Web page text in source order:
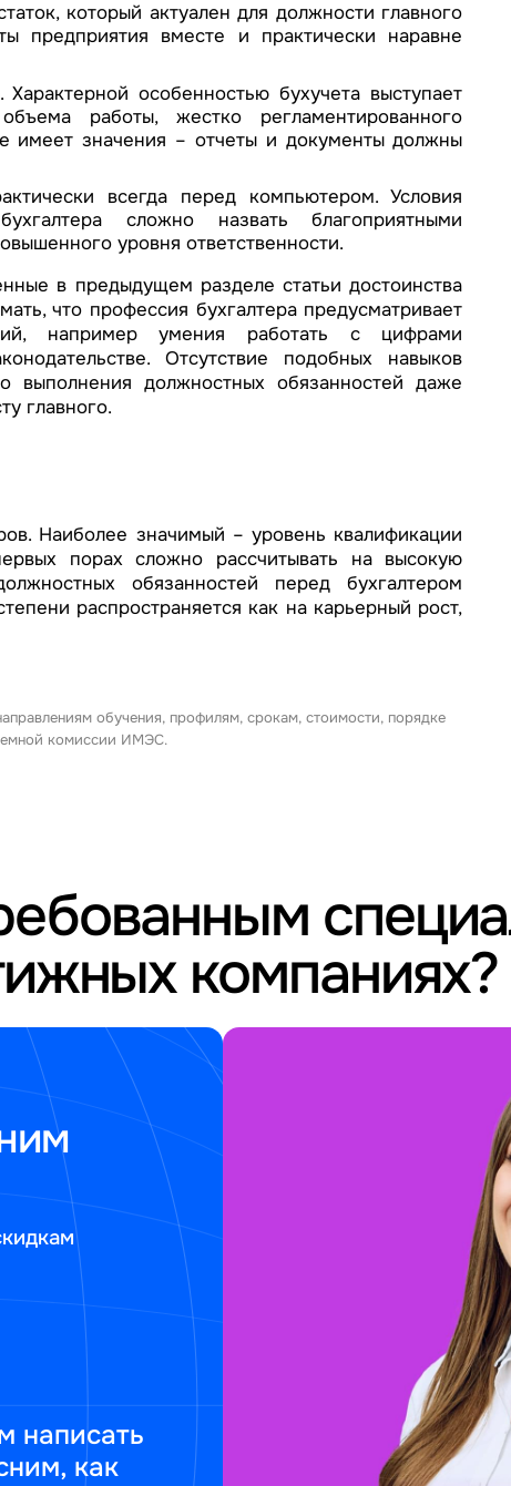
который актуален для должности главного
предприятия вместе и практически наравне
особенностью бухучета выступает
работы, жестко регламентированного
имеет значения – отчеты и документы должны
всегда перед компьютером. Условия
сложно назвать благоприятными
уровня ответственности.
в предыдущем разделе статьи достоинства
что профессия бухгалтера предусматривает
например умения работать с цифрами
Отсутствие подобных навыков
выполнения должностных обязанностей даже
главного.
Наиболее значимый – уровень квалификации
порах сложно рассчитывать на высокую
обязанностей перед бухгалтером
распространяется как на карьерный рост,
обучения, профилям, срокам, стоимости, порядке
комиссии ИМЭС.
компаниях?
написать
как